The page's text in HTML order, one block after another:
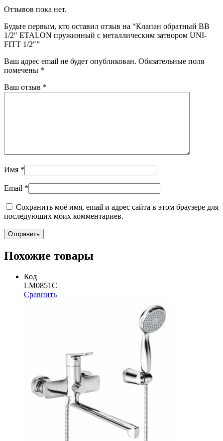
Отзывов пока нет.
Будьте первым, кто оставил отзыв на “Клапан обратный BВ
1/2″ ETALON пружинный с металлическим затвором UNI-
FITT 1/2″”
Ваш адрес email не будет опубликован. Обязательные поля
помечены *
Ваш отзыв *
Имя *
Email *
Сохранить моё имя, email и адрес сайта в этом браузере для
последующих моих комментариев.
Похожие товары
Код
LM0851C
Сравнить